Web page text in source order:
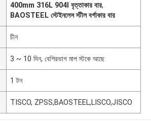
400mm 316L 904l বৃত্তাকার বার,
BAOSTEEL স্টেইনলেস স্টীল বর্গাকার বার
চীন
3 ~ 10 দিন, বেশিরভাগ মাপ স্টকে আছে
1 টন
TISCO, ZPSS,BAOSTEEL,LISCO,JISCO